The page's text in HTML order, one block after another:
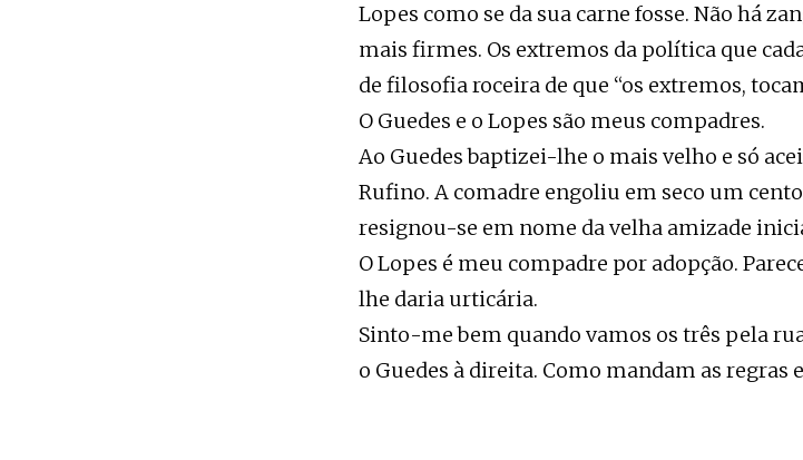
Lopes como se da sua carne fosse. Não há
mais firmes. Os extremos da política que
de filosofia roceira de que “os extremos,
O Guedes e o Lopes são meus compadres.
Ao Guedes baptizei-lhe o mais velho e só
Rufino. A comadre engoliu em seco um
resignou-se em nome da velha amizade
O Lopes é meu compadre por adopção.
lhe daria urticária.
Sinto-me bem quando vamos os três pela
o Guedes à direita. Como mandam as regras